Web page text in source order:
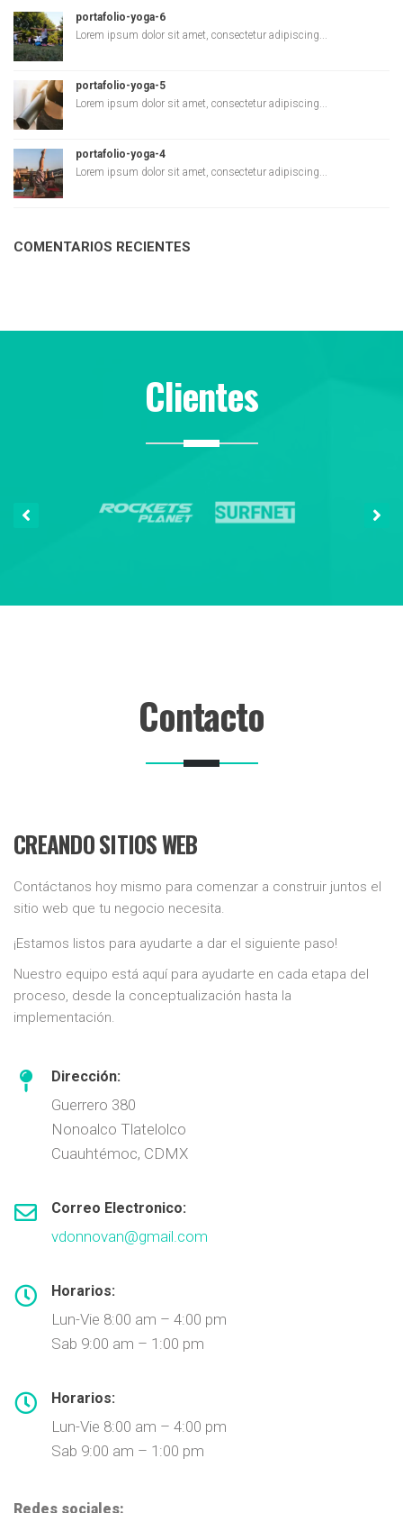
portafolio-yoga-6
Lorem ipsum dolor sit amet, consectetur adipiscing...
portafolio-yoga-5
Lorem ipsum dolor sit amet, consectetur adipiscing...
portafolio-yoga-4
Lorem ipsum dolor sit amet, consectetur adipiscing...
COMENTARIOS RECIENTES
Clientes
Contacto
CREANDO SITIOS WEB
Contáctanos hoy mismo para comenzar a construir juntos el
sitio web que tu negocio necesita.
¡Estamos listos para ayudarte a dar el siguiente paso!
Nuestro equipo está aquí para ayudarte en cada etapa del
proceso, desde la conceptualización hasta la
implementación.
Dirección:
Guerrero 380
Nonoalco Tlatelolco
Cuauhtémoc, CDMX
Correo Electronico:
vdonnovan@gmail.com
Horarios:
Lun-Vie 8:00 am – 4:00 pm
Sab 9:00 am – 1:00 pm
Horarios:
Lun-Vie 8:00 am – 4:00 pm
Sab 9:00 am – 1:00 pm
Redes sociales: